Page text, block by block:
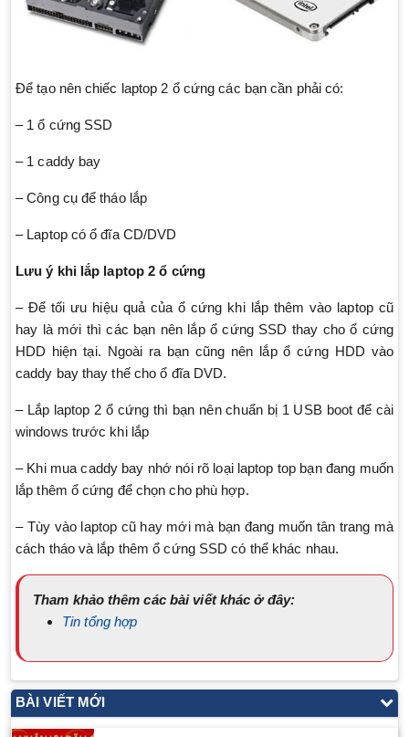
Để tạo nên chiếc laptop 2 ổ cứng các bạn cần phải có:
– 1 ổ cứng SSD
– 1 caddy bay
– Công cụ để tháo lắp
– Laptop có ổ đĩa CD/DVD
Lưu ý khi lắp laptop 2 ổ cứng
– Để tối ưu hiệu quả của ổ cứng khi lắp thêm vào laptop cũ
hay là mới thì các bạn nên lắp ổ cứng SSD thay cho ổ cứng
HDD hiện tại. Ngoài ra bạn cũng nên lắp ổ cứng HDD vào
caddy bay thay thế cho ổ đĩa DVD.
– Lắp laptop 2 ổ cứng thì bạn nên chuẩn bị 1 USB boot để cài
windows trước khi lắp
– Khi mua caddy bay nhớ nói rõ loại laptop top bạn đang muốn
lắp thêm ổ cứng để chọn cho phù hợp.
– Tùy vào laptop cũ hay mới mà bạn đang muốn tân trang mà
cách tháo và lắp thêm ổ cứng SSD có thể khác nhau.
Tham khảo thêm các bài viết khác ở đây:
Tin tổng hợp
BÀI VIẾT MỚI